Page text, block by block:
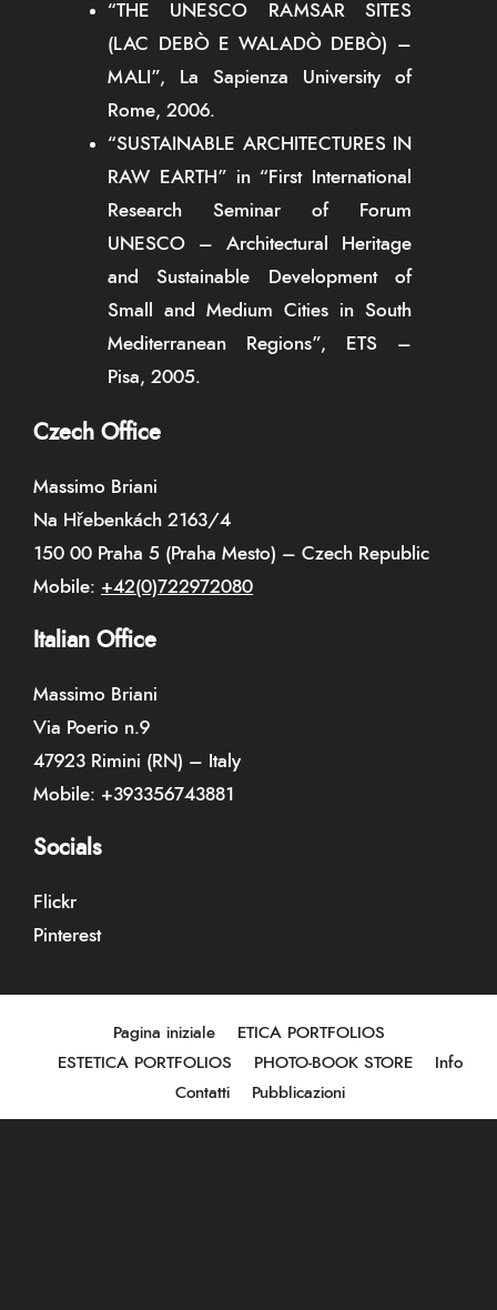
“THE UNESCO RAMSAR SITES
(LAC DEBÒ E WALADÒ DEBÒ) –
MALI”, La Sapienza University of
Rome, 2006.
“SUSTAINABLE ARCHITECTURES IN
RAW EARTH” in “First International
Research Seminar of Forum
UNESCO – Architectural Heritage
and Sustainable Development of
Small and Medium Cities in South
Mediterranean Regions”, ETS –
Pisa, 2005.
Czech Office
Massimo Briani
Na Hřebenkách 2163/4
150 00 Praha 5 (Praha Mesto) – Czech Republic
Mobile: +42(0)722972080
Italian Office
Massimo Briani
Via Poerio n.9
47923 Rimini (RN) – Italy
Mobile: +393356743881
Socials
Flickr
Pinterest
Pagina iniziale
ETICA PORTFOLIOS
ESTETICA PORTFOLIOS
PHOTO-BOOK STORE
Info
Contatti
Pubblicazioni